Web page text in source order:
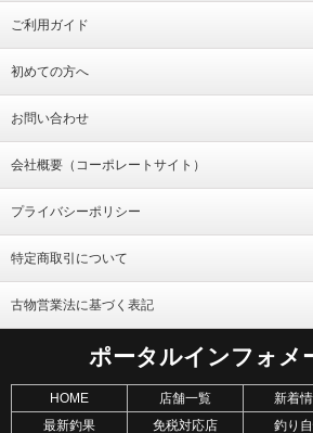
ご利用ガイド
初めての方へ
お問い合わせ
会社概要（コーポレートサイト）
プライバシーポリシー
特定商取引について
古物営業法に基づく表記
ポータルインフォメ
HOME 店舗一覧 新着
最新釣果
免税対応店 釣り